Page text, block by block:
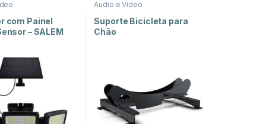
com Painel
– SALEM
Audio e Vídeo
Suporte Bicicleta para
Chão